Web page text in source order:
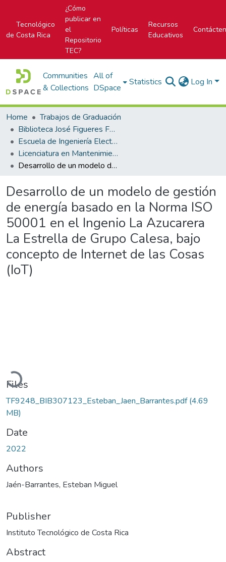
Tecnológico
de Costa Rica
¿Cómo
publicar en
el
Repositorio
TEC?
Políticas
Recursos
Educativos
Communities
& Collections
All of
DSpace
Statistics Log In
Home
Trabajos de Graduación
Biblioteca José Figueres Ferrer
Escuela de Ingeniería Electromecánica
Licenciatura en Mantenimiento Industrial
Desarrollo de un modelo de gestión de energía basado en la Norma ISO 50001 en el Ingenio La Azucarera La Estrella de Grupo Calesa, bajo concepto de Internet de las Cosas (IoT)
Desarrollo de un modelo de gestión
de energía basado en la Norma ISO
50001 en el Ingenio La Azucarera
La Estrella de Grupo Calesa, bajo
concepto de Internet de las Cosas
(IoT)
Loading...
Files
TF9248_BIB307123_Esteban_Jaen_Barrantes.pdf(4.69
MB)
Date
2022
Authors
Jaén-Barrantes, Esteban Miguel
Publisher
Instituto Tecnológico de Costa Rica
Abstract